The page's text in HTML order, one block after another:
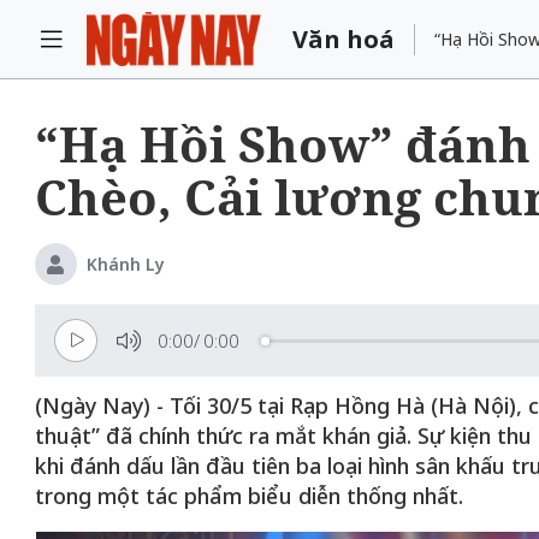
Văn hoá “Hạ Hồi
“Hạ Hồi Show”
Chèo, Cải lương
Khánh Ly
0:00/ 0:00
(Ngày Nay) - Tối 30/5 tại Rạp Hồng Hà (Hà
thuật” đã chính thức ra mắt khán giả. Sự kiện
khi đánh dấu lần đầu tiên ba loại hình sân khấu
trong một tác phẩm biểu diễn thống nhất.